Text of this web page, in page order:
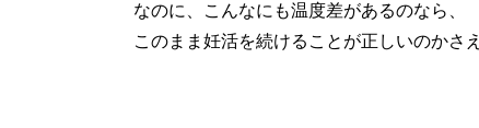
なのに、こんなにも温度差があるのなら、
このまま妊活を続けることが正しいのかさ